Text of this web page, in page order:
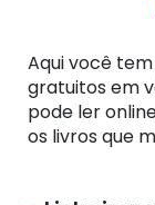
Aqui você
gratuitos em
pode ler
os livros que